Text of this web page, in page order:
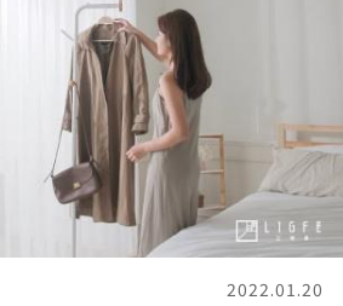
2022.01.20